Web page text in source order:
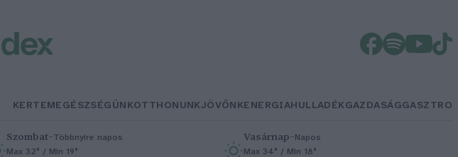
KERTEMEGÉSZSÉGÜNKOTTHONUNKJÖVŐNKENERGIAHULLADÉKGAZDASÁGGASZTRO
Szombat–Többnyire napos
Max 32° / Min 19°
Vasárnap–Napos
Max 34° / Min 18°